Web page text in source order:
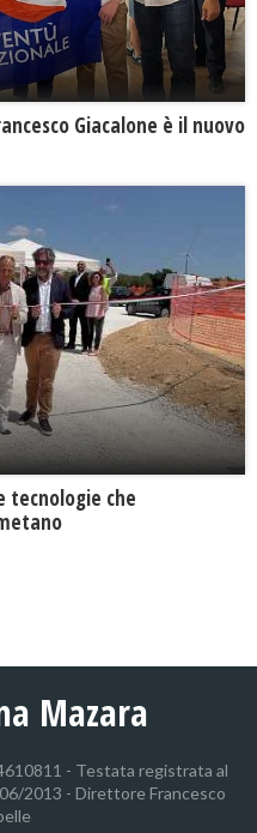
Giacalone è il nuovo
tecnologie che
Mazara
- Testata registrata al
2013 - Direttore Francesco